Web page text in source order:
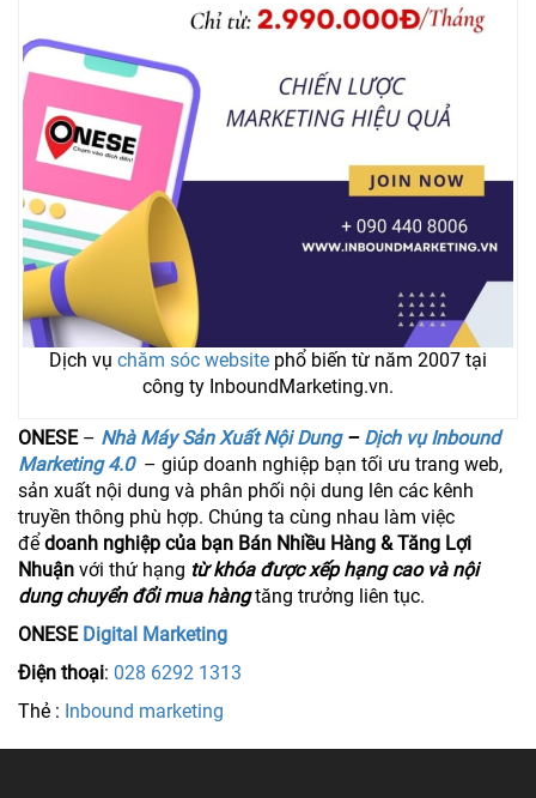
Dịch vụ chăm sóc website phổ biến từ năm 2007 tại
công ty InboundMarketing.vn.
ONESE– Nhà Máy Sản Xuất Nội Dung– Dịch vụ Inbound
Marketing 4.0 – giúp doanh nghiệp bạn tối ưu trang web,
sản xuất nội dung và phân phối nội dung lên các kênh
truyền thông phù hợp. Chúng ta cùng nhau làm việc
để doanh nghiệp của bạn Bán Nhiều Hàng & Tăng Lợi
Nhuận với thứ hạng từ khóa được xếp hạng cao và nội
dung chuyển đổi mua hàngtăng trưởng liên tục.
ONESE Digital Marketing
Điện thoại: 028 6292 1313
Thẻ : Inbound marketing